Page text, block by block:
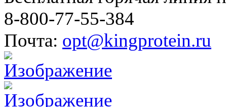
8-800-77-55-384
Почта: opt@kingprotein.ru